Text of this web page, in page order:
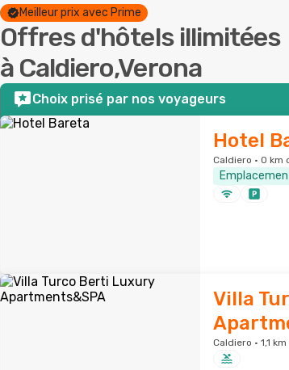
Meilleur prix avec Prime
Offres d'hôtels illimitées
à Caldiero,Verona
Choix prisé par nos voyageurs
Hotel
Caldiero · 0
Villa
Caldiero · 1,1